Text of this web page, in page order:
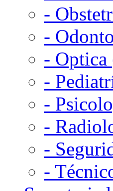
-
-
- Optica
-
-
-
-
-